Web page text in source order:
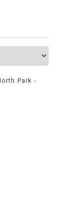
Park -